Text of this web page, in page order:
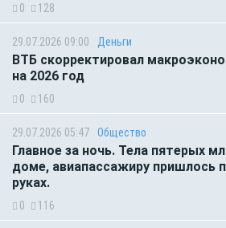
0 128
29.07.2026 09:00 Деньги
ВТБ скорректировал
на 2026 год
0 160
29.07.2026 05:47 Общество
Главное за ночь. Тела пятерых
доме, авиапассажиру пришлось
руках.
0 116